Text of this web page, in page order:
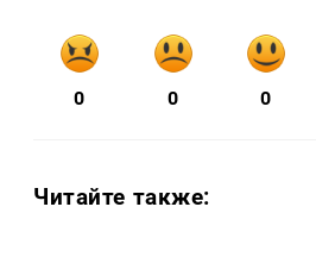
0 0 0
Читайте также: